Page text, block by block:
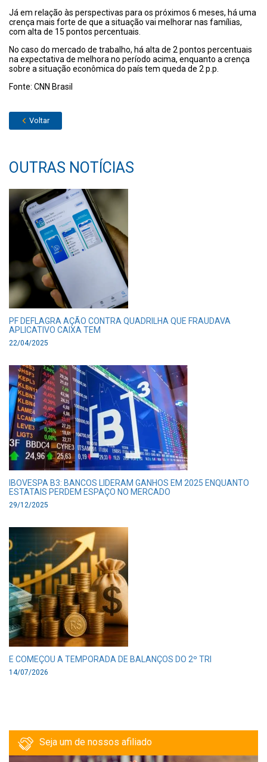
Já em relação às perspectivas para os próximos 6 meses, há uma
crença mais forte de que a situação vai melhorar nas famílias,
com alta de 15 pontos percentuais.
No caso do mercado de trabalho, há alta de 2 pontos percentuais
na expectativa de melhora no período acima, enquanto a crença
sobre a situação econômica do país tem queda de 2 p.p.
Fonte: CNN Brasil
Voltar
OUTRAS NOTÍCIAS
PF DEFLAGRA AÇÃO CONTRA QUADRILHA QUE FRAUDAVA
APLICATIVO CAIXA TEM
22/04/2025
IBOVESPA B3: BANCOS LIDERAM GANHOS EM 2025 ENQUANTO
ESTATAIS PERDEM ESPAÇO NO MERCADO
29/12/2025
E COMEÇOU A TEMPORADA DE BALANÇOS DO 2º TRI
14/07/2026
Seja um de nossos afiliado